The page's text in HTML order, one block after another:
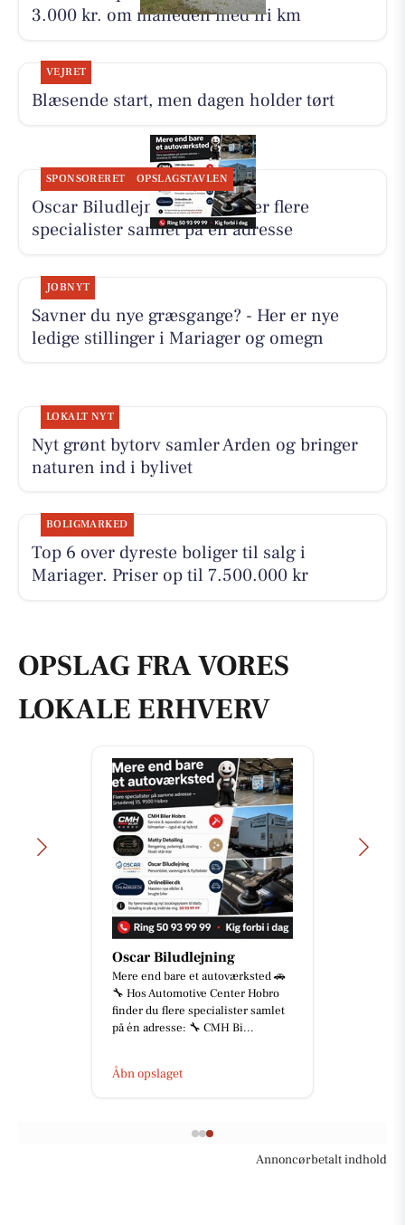
3.000 kr. om måneden med fri km
VEJRET
Blæsende start, men dagen holder tørt
SPONSORERET OPSLAGSTAVLEN
Oscar Biludlejning fremhæver flere
specialister samlet på én adresse
JOBNYT
Savner du nye græsgange? - Her er nye
ledige stillinger i Mariager og omegn
LOKALT NYT
Nyt grønt bytorv samler Arden og bringer
naturen ind i bylivet
BOLIGMARKED
Top 6 over dyreste boliger til salg i
Mariager. Priser op til 7.500.000 kr
OPSLAG FRA VORES
LOKALE ERHVERV
Oscar Biludlejning
Mere end bare et autoværksted 🚗
🔧 Hos Automotive Center Hobro
finder du flere specialister samlet
på én adresse: 🔧 CMH Bi...
Åbn opslaget
Annoncørbetalt indhold